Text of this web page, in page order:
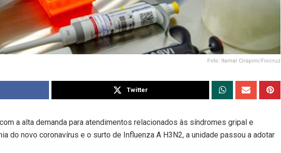
Foto: Itamar Crispim/Fiocruz
Twitter
a alta demanda para atendimentos relacionados às síndromes gripal e
do novo coronavírus e o surto de Influenza A H3N2, a unidade passou a adotar